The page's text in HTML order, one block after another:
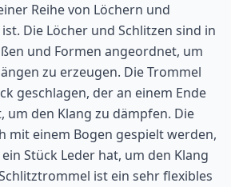
Reihe von Löchern und
Die Löcher und Schlitzen sind in
und Formen angeordnet, um
zu erzeugen. Die Trommel
geschlagen, der an einem Ende
um den Klang zu dämpfen. Die
mit einem Bogen gespielt werden,
Stück Leder hat, um den Klang
ist ein sehr flexibles